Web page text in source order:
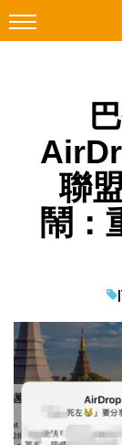
科技焦點
網絡生活
遊戲動漫
IT Times
生成式AI與雲端
Enterprise
特集
聯
鬧：
|